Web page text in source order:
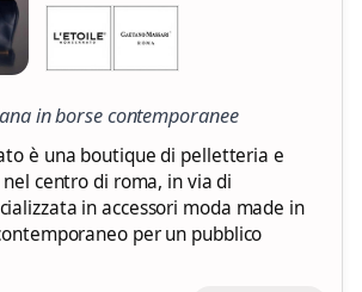
in borse contemporanee
è una boutique di pelletteria e
centro di roma, in via di
in accessori moda made in
per un pubblico